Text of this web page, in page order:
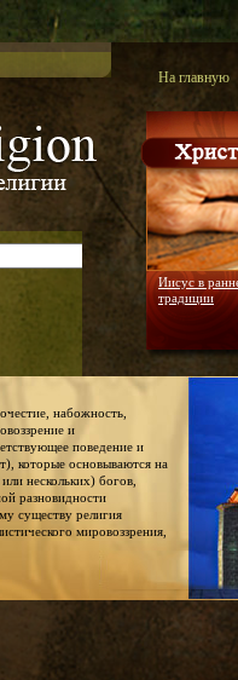
На главную
Иисус в
традиции
набожность,
и
поведение и
которые основываются на
нескольких) богов,
разновидности
существу религия
мировоззрения,